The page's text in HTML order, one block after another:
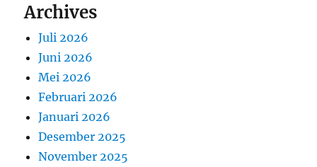
Archives
Juli 2026
Juni 2026
Mei 2026
Februari 2026
Januari 2026
Desember 2025
November 2025